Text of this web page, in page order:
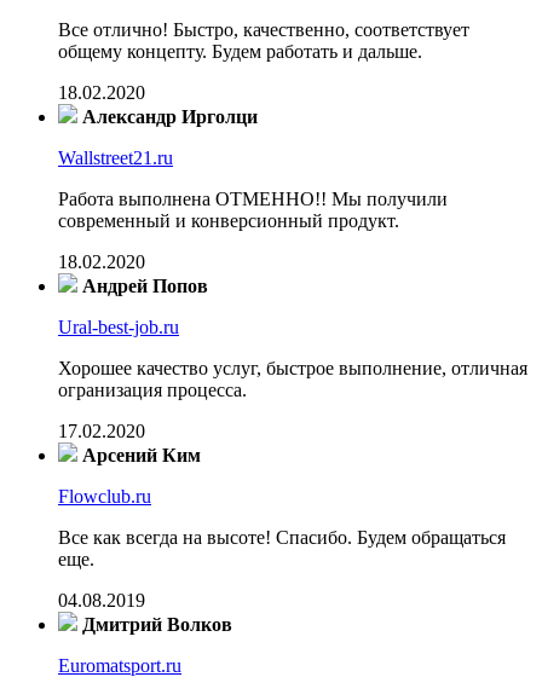
Все отлично! Быстро, качественно, соответствует
общему концепту. Будем работать и дальше.
18.02.2020
Александр Ирголци
Wallstreet21.ru
Работа выполнена ОТМЕННО!! Мы получили
современный и конверсионный продукт.
18.02.2020
Андрей Попов
Ural-best-job.ru
Хорошее качество услуг, быстрое выполнение, отличная
огранизация процесса.
17.02.2020
Арсений Ким
Flowclub.ru
Все как всегда на высоте! Спасибо. Будем обращаться
еще.
04.08.2019
Дмитрий Волков
Euromatsport.ru